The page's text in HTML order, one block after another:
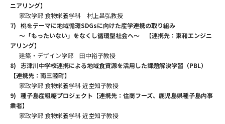
ニアリング】
家政学部 食物栄養学科 村上昌弘教授
7) 桃をテーマに地域循環SDGsに向けた産学連携の取り組み
〜「もったいない」をなくし循環型社会へ〜 【連携先：東和エンジニ
アリング】
建築・デザイン学部 田中裕子教授
8) 志津川中学校連携による地域食資源を活用した課題解決学習（PBL）
【連携先：南三陸町】
家政学部 食物栄養学科 近堂知子教授
9) 種子島産粗糖プロジェクト【連携先：住商フーズ、鹿児島県種子島内事
業者】
家政学部 食物栄養学科 近堂知子教授